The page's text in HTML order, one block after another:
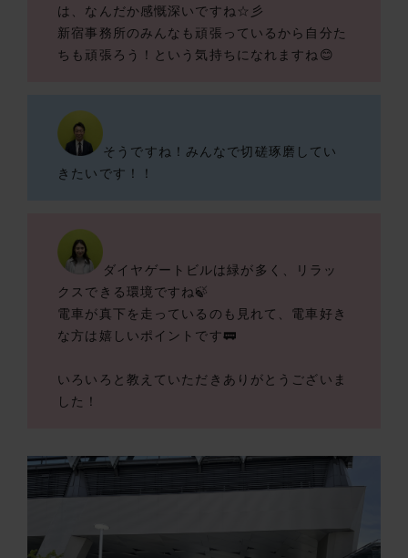
は、なんだか感慨深いですね☆彡
新宿事務所のみんなも頑張っているから自分た
ちも頑張ろう！という気持ちになれますね😊
そうですね！みんなで切磋琢磨してい
きたいです！！
ダイヤゲートビルは緑が多く、リラッ
クスできる環境ですね🍃
電車が真下を走っているのも見れて、電車好き
な方は嬉しいポイントです🚃
いろいろと教えていただきありがとうございま
した！